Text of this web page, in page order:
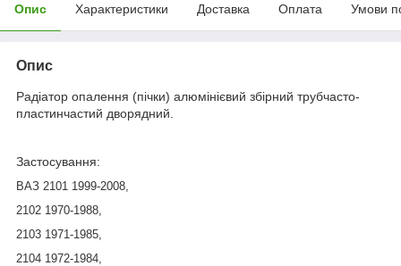
Опис Характеристики Доставка Оплата Умови
Опис
Радіатор опалення (пічки) алюмінієвий збірний трубчасто-
пластинчастий дворядний.
Застосування:
ВАЗ 2101 1999-2008,
2102 1970-1988,
2103 1971-1985,
2104 1972-1984,